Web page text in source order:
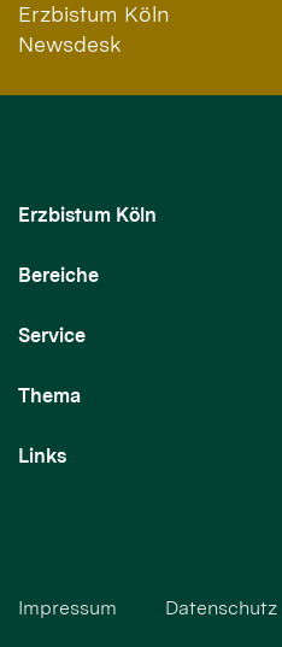
Erzbistum Köln
Newsdesk
Erzbistum Köln
Bereiche
Service
Thema
Links
Impressum Datenschutz